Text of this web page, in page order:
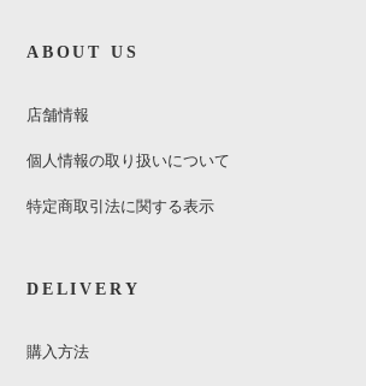
ABOUT US
店舗情報
個人情報の取り扱いについて
特定商取引法に関する表示
DELIVERY
購入方法